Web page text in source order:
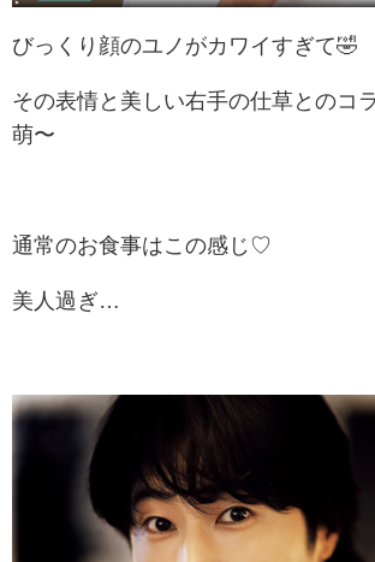
びっくり顔のユノがカワイすぎて🤣
その表情と美しい右手の仕草とのコ
萌〜
通常のお食事はこの感じ♡
美人過ぎ…